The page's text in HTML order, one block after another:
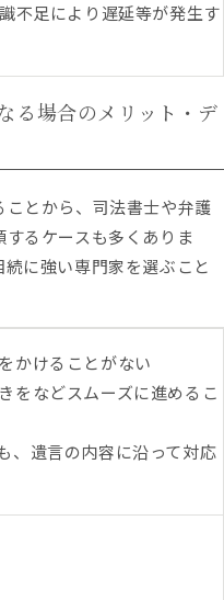
不足により遅延等が発生す
る場合のメリット・デ
とから、司法書士や弁護
るケースも多くありま
に強い専門家を選ぶこと
かけることがない
をなどスムーズに進めるこ
、遺言の内容に沿って対応